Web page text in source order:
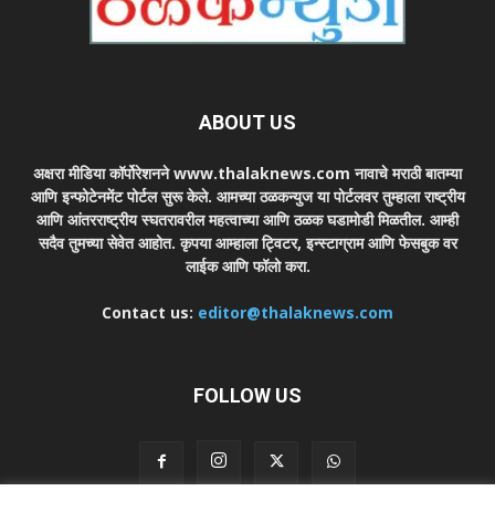
ABOUT US
अक्षरा मीडिया कॉर्पोरेशनने www.thalaknews.com नावाचे मराठी बातम्या
आणि इन्फोटेनमेंट पोर्टल सुरू केले. आमच्या ठळकन्युज या पोर्टलवर तुम्हाला राष्ट्रीय
आणि आंतरराष्ट्रीय स्घतरावरील महत्वाच्या आणि ठळक घडामोडी मिळतील. आम्ही
सदैव तुमच्या सेवेत आहोत. कृपया आम्हाला ट्विटर, इन्स्टाग्राम आणि फेसबुक वर
लाईक आणि फॉलो करा.
Contact us: editor@thalaknews.com
FOLLOW US